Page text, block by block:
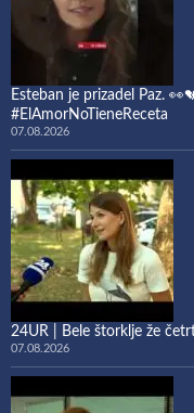
Esteban je prizadel Paz.
#ElAmorNoTieneReceta
07.08.2026
24UR | Bele štorklje že
07.08.2026